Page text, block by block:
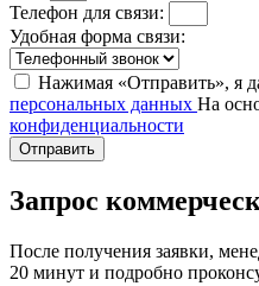
Телефон для связи:
Удобная форма связи:
Нажимая «Отправить», я
персональных данных На
конфиденциальности
Отправить
Запрос
После получения заявки,
20 минут и подробно